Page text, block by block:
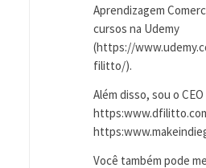
Aprendizagem
cursos na Udemy
(https://
filitto/).
Além disso, sou o
Você também pode